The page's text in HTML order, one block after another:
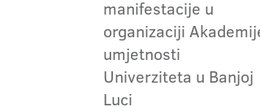
manifestacije u
organizaciji
umjetnosti
Univerziteta u Banjoj
Luci